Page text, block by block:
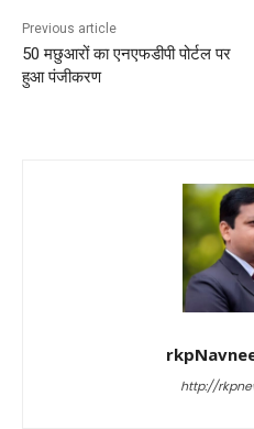
Previous article
50 मछुआरों का एनएफडीपी पोर्टल पर
हुआ पंजीकरण
http://